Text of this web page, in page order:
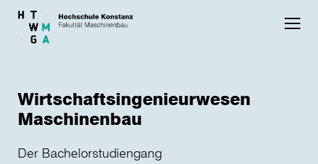
Skip to main content
Wirtschaftsingenieurwesen
Maschinenbau
Der Bachelorstudiengang